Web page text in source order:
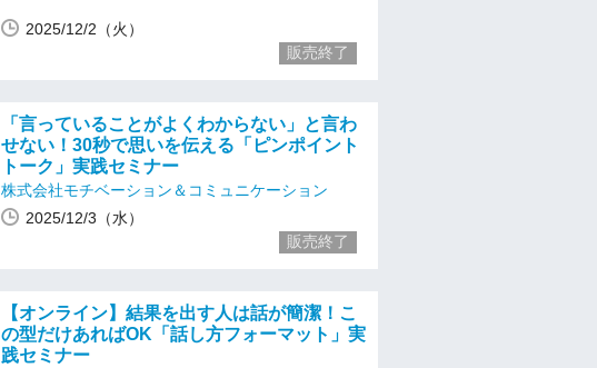
2025/12/2（火）
販売終了
「言っていることがよくわからない」と言わ
せない！30秒で思いを伝える「ピンポイント
トーク」実践セミナー
株式会社モチベーション＆コミュニケーション
2025/12/3（水）
販売終了
【オンライン】結果を出す人は話が簡潔！こ
の型だけあればOK「話し方フォーマット」実
践セミナー